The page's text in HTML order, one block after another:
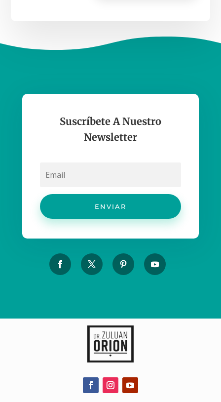
Suscríbete A Nuestro
Newsletter
ENVIAR